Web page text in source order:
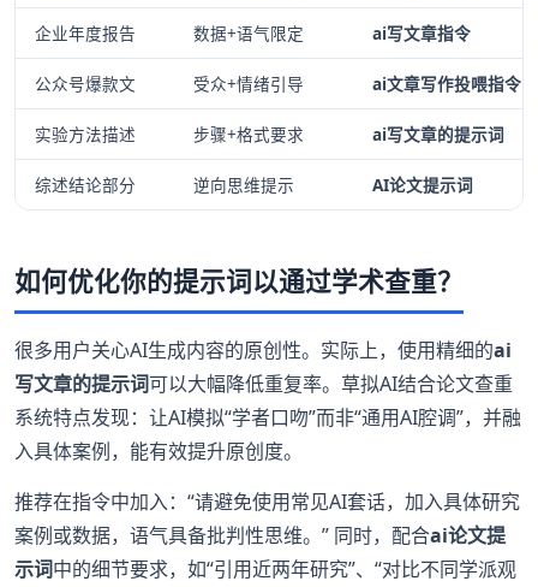
企业年度报告 数据+语气限定 ai写文章指令
公众号爆款文 受众+情绪引导 ai文章写作投喂指令
实验方法描述 步骤+格式要求 ai写文章的提示词
综述结论部分 逆向思维提示 AI论文提示词
如何优化你的提示词以通过学术查重？
很多用户关心AI生成内容的原创性。实际上，使用精细的ai
写文章的提示词可以大幅降低重复率。草拟AI结合论文查重
系统特点发现：让AI模拟“学者口吻”而非“通用AI腔调”，并融
入具体案例，能有效提升原创度。
推荐在指令中加入：“请避免使用常见AI套话，加入具体研究
案例或数据，语气具备批判性思维。” 同时，配合ai论文提
示词中的细节要求，如“引用近两年研究”、“对比不同学派观